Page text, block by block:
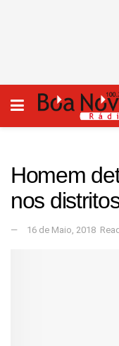
Homem
nos
16 de Maio, 2018